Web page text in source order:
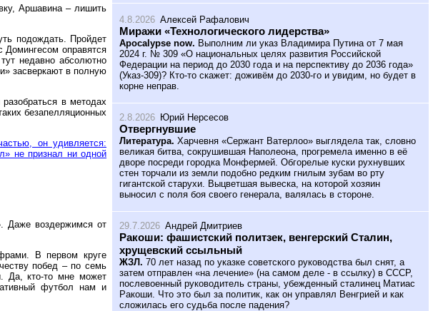
Аршавина – лишить
подождать. Пройдет
оправятся
недавно абсолютно
засверкают в полную
в методах
безапелляционных
он удивляется:
не признал ни одной
Даже воздержимся от
В первом круге
побед – по семь
Да, кто-то мне может
футбол нам и
4.8.2026 Алексей Рафалович
Миражи «Технологического лидерства»
Apocalypse now. Выполним ли указ Владимира Путина от 7 мая
2024 г. № 309 «О национальных целях развития Российской
Федерации на период до 2030 года и на перспективу до 2036 года»
(Указ-309)? Кто-то скажет: доживём до 2030-го и увидим, но будет в
корне неправ.
2.8.2026 Юрий Нерсесов
Отвергнувшие
Литература. Харчевня «Сержант Ватерлоо» выглядела так, словно
великая битва, сокрушившая Наполеона, прогремела именно в её
дворе посреди городка Монфермей. Обгорелые куски рухнувших
стен торчали из земли подобно редким гнилым зубам во рту
гигантской старухи. Выцветшая вывеска, на которой хозяин
выносил с поля боя своего генерала, валялась в стороне.
29.7.2026 Андрей Дмитриев
Ракоши: фашистский политзек, венгерский Сталин,
хрущевский ссыльный
ЖЗЛ. 70 лет назад по указке советского руководства был снят, а
затем отправлен «на лечение» (на самом деле - в ссылку) в СССР,
послевоенный руководитель страны, убежденный сталинец Матиас
Ракоши. Что это был за политик, как он управлял Венгрией и как
сложилась его судьба после падения?